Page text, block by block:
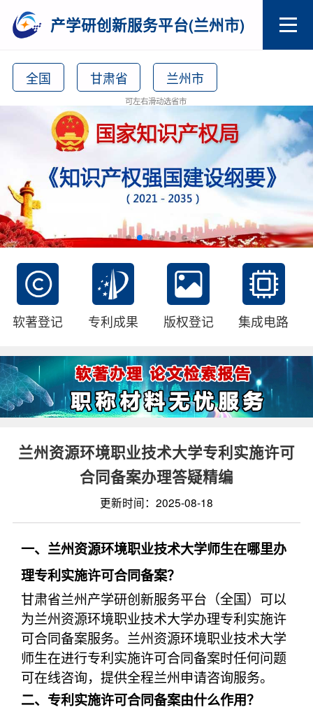
产学研创新服务平台(兰州市)
全国 甘肃省 兰州市
可左右滑动选省市
软著登记 专利成果 版权登记 集成电路
兰州资源环境职业技术大学专利实施许可
合同备案办理答疑精编
更新时间：2025-08-18
一、兰州资源环境职业技术大学师生在哪里办
理专利实施许可合同备案？
甘肃省兰州产学研创新服务平台（全国）可以
为兰州资源环境职业技术大学办理专利实施许
可合同备案服务。兰州资源环境职业技术大学
师生在进行专利实施许可合同备案时任何问题
可在线咨询，提供全程兰州申请咨询服务。
二、专利实施许可合同备案由什么作用？